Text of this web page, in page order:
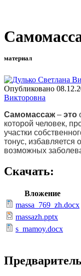
материал
Опубликовано
Викторовна
Самомассаж– это
которой человек,
участки
тонус, избавляется
возможных
Скачать:
Вложение
massa_769_zh.docx
massazh.pptx
s_mamoy.docx